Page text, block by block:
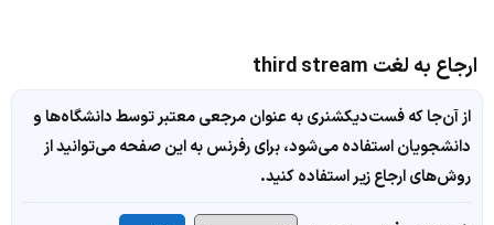
ارجاع به لغت third stream
از آن‌جا که فست‌دیکشنری به عنوان مرجعی معتبر توسط دانشگاه‌ها و
دانشجویان استفاده می‌شود، برای رفرنس به این صفحه می‌توانید از
روش‌های ارجاع زیر استفاده کنید.